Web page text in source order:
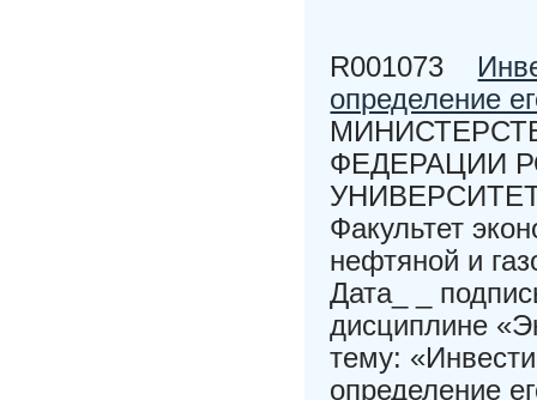
R001073
определение
ФЕДЕРАЦИИ
Факультет
нефтяной и
Дата_ _
дисциплине
тему:
определение